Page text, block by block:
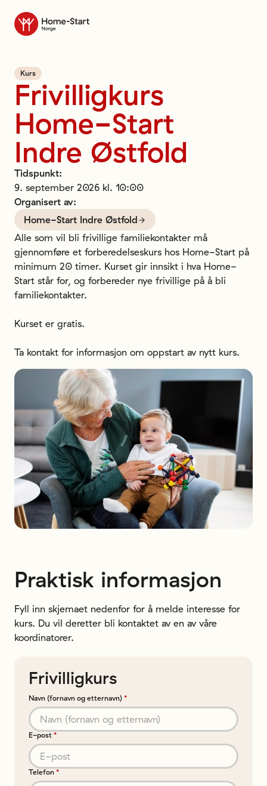
Til forsiden
Kurs
Frivilligkurs
Home-Start
Indre Østfold
Tidspunkt:
9. september 2026 kl. 10:00
Organisert av:
Home-Start Indre Østfold
Alle som vil bli frivillige familiekontakter må
gjennomføre et forberedelseskurs hos Home-Start på
minimum 20 timer. Kurset gir innsikt i hva Home-
Start står for, og forbereder nye frivillige på å bli
familiekontakter.
Kurset er gratis.
Ta kontakt for informasjon om oppstart av nytt kurs.
Praktisk informasjon
Fyll inn skjemaet nedenfor for å melde interesse for
kurs. Du vil deretter bli kontaktet av en av våre
koordinatorer.
Frivilligkurs
Navn (fornavn og etternavn) *
E-post *
Telefon *